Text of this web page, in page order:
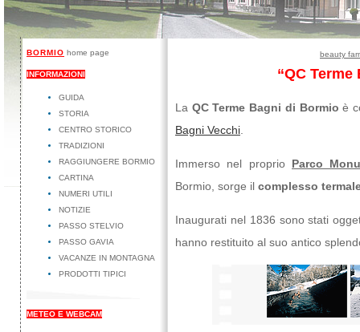
beauty
“QC
La QC Terme Bagni di Bormio è
Bagni Vecchi
Immerso nel proprio Parco
Bormio, sorge il complesso
Inaugurati nel 1836 sono stati
hanno restituito al suo antico
BORMIO home page
INFORMAZIONI
GUIDA
STORIA
CENTRO STORICO
TRADIZIONI
RAGGIUNGERE BORMIO
CARTINA
NUMERI UTILI
NOTIZIE
PASSO STELVIO
PASSO GAVIA
VACANZE IN MONTAGNA
PRODOTTI TIPICI
METEO E WEBCAM